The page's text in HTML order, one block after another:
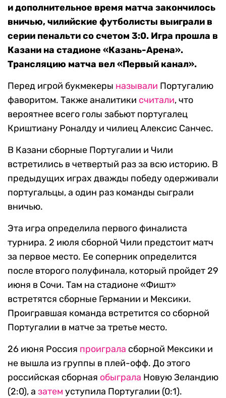
и дополнительное время матча закончилось
вничью, чилийские футболисты выиграли в
серии пенальти со счетом 3:0. Игра прошла в
Казани на стадионе «Казань-Арена».
Трансляцию матча вел «Первый канал».
Перед игрой букмекеры называли Португалию
фаворитом. Также аналитики считали, что
вероятнее всего голы забьют португалец
Криштиану Роналду и чилиец Алексис Санчес.
В Казани сборные Португалии и Чили
встретились в четвертый раз за всю историю. В
предыдущих играх дважды победу одерживали
португальцы, а один раз команды сыграли
вничью.
Эта игра определила первого финалиста
турнира. 2 июля сборной Чили предстоит матч
за первое место. Ее соперник определится
после второго полуфинала, который пройдет 29
июня в Сочи. Там на стадионе «Фишт»
встретятся сборные Германии и Мексики.
Проигравшая команда встретится со сборной
Португалии в матче за третье место.
26 июня Россия проиграла сборной Мексики и
не вышла из группы в плей-офф. До этого
российская сборная обыграла Новую Зеландию
(2:0), а затем уступила Португалии (0:1).